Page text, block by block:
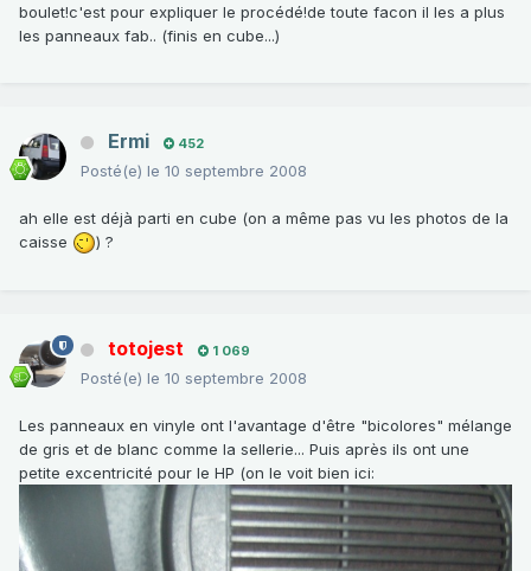
boulet!c'est pour expliquer le procédé!de toute facon il les a plus
les panneaux fab.. (finis en cube...)
Ermi 452
Posté(e) le 10 septembre 2008
ah elle est déjà parti en cube (on a même pas vu les photos de la
caisse
) ?
totojest 1 069
Posté(e) le 10 septembre 2008
Les panneaux en vinyle ont l'avantage d'être "bicolores" mélange
de gris et de blanc comme la sellerie... Puis après ils ont une
petite excentricité pour le HP (on le voit bien ici: